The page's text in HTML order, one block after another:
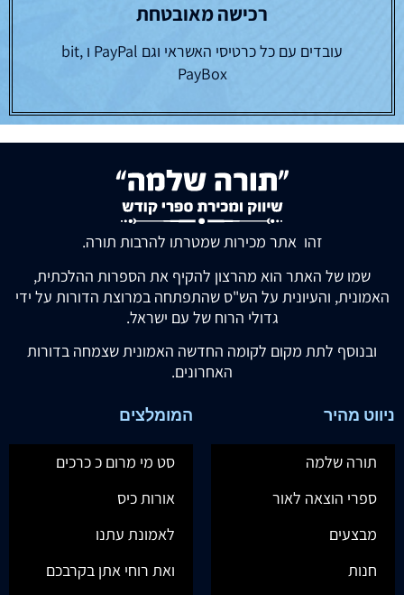
רכישה מאובטחת
עובדים עם כל כרטיסי האשראי וגם PayPal ו bit,
PayBox
זהו אתר מכירות שמטרתו להרבות תורה.
שמו של האתר הוא מהרצון להקיף את הספרות ההלכתית,
האמונית, והעיונית על הש"ס שהתפתחה במרוצת הדורות על ידי
גדולי הרוח של עם ישראל.
ובנוסף לתת מקום לקומה החדשה האמונית שצמחה בדורות
האחרונים.
ניווט מהיר
תורה שלמה
ספרי הוצאה לאור
מבצעים
חנות
המומלצים
סט מי מרום כ כרכים
אורות כיס
לאמונת עתנו
ואת רוחי אתן בקרבכם